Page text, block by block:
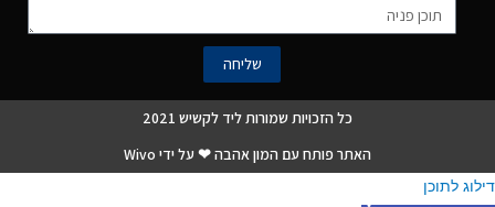
שליחה
כל הזכויות שמורות ליד לקשיש 2021
האתר פותח עם המון אהבה ❤ על ידי Wivo
דילוג לתוכן